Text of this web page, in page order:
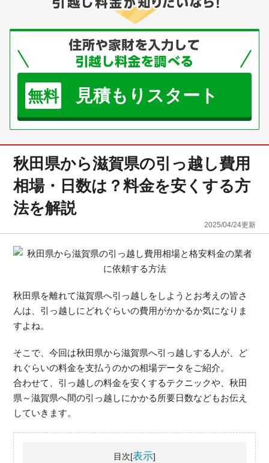
無料 見積もりスタート
秋田県から滋賀県の引っ越し費用
相場・日数は？料金を安くする方
法を解説
2025/04/24更新
秋田県を離れて滋賀県へ引っ越しをしようとお考えの皆さ
んは、引っ越しにどれぐらいの費用がかかるか気になりま
すよね。
そこで、今回は秋田県から滋賀県へ引っ越しする人が、ど
れぐらいの料金を支払うのかの相場データをご紹介。
合わせて、引っ越しの料金を安くするテクニックや、秋田
県～滋賀県へ間の引っ越しにかかる所要日数などもお伝え
していきます。
目次[表示]